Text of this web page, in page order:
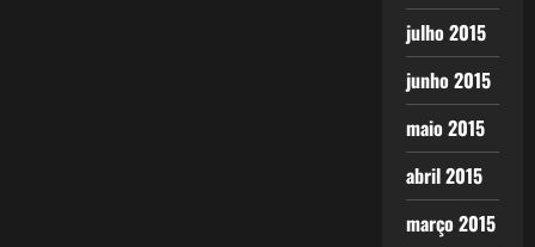
julho 2015
junho 2015
maio 2015
abril 2015
março 2015